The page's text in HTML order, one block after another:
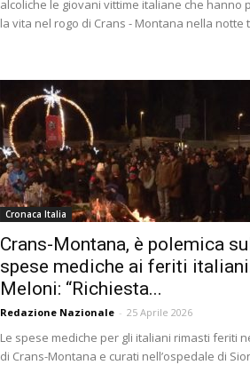
alcoliche le giovani vittime italiane che hanno
la vita nel rogo di Crans - Montana nella notte
Cronaca Italia
Crans-Montana, è polemica
spese mediche ai feriti
Meloni: “Richiesta...
Redazione Nazionale - 25 Aprile 2026
Le spese mediche per gli italiani rimasti feriti
di Crans-Montana e curati nell’ospedale di